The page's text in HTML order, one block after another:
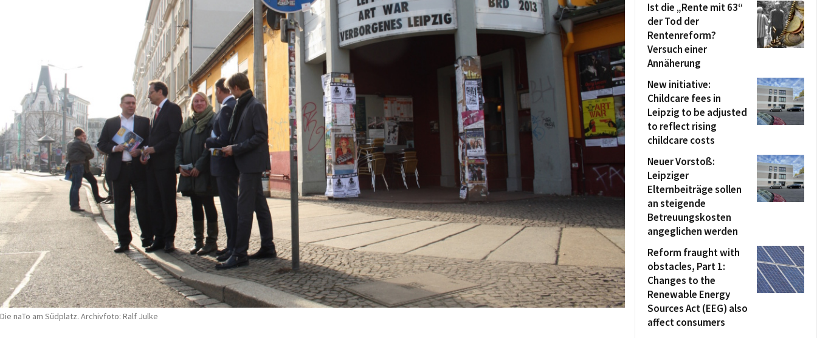
Die naTo am Südplatz. Archivfoto: Ralf Julke
Ist die „Rente mit 63“
der Tod der
Rentenreform?
Versuch einer
Annäherung
New initiative:
Childcare fees in
Leipzig to be adjusted
to reflect rising
childcare costs
Neuer Vorstoß:
Leipziger
Elternbeiträge sollen
an steigende
Betreuungskosten
angeglichen werden
Reform fraught with
obstacles, Part 1:
Changes to the
Renewable Energy
Sources Act (EEG) also
affect consumers